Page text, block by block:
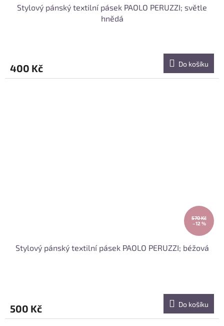
Stylový pánský textilní pásek PAOLO PERUZZI; světle
hnědá
400 Kč Do košíku
570 Kč
–12 %
Stylový pánský textilní pásek PAOLO PERUZZI; béžová
500 Kč Do košíku